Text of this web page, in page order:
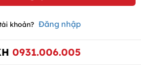
khoản? Đăng nhập
0931.006.005